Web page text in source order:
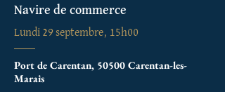
Navire de commerce
Lundi 29 septembre, 15h00
Port de Carentan, 50500 Carentan-les-
Marais